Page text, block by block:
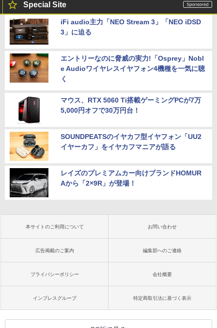
Special Site
iFi audio主力「NEO Stream 3」「NEO iDSD
3」に迫る
エントリーなのに脅威の実力!「Osprey」Nobl
e Audioワイヤレスイヤフォン4機種を一気に聴
く
マウス、RTX 5060 Ti搭載ゲーミングPCが7万
5,000円オフで30万円台！
SOUNDPEATSのイヤカフ型イヤフォン「UU2
イヤーカフ」をイヤカフマニアが語る
レイズのプレミアムカー向けブランドHOMUR
Aから「2×9R」が登場！
本サイトのご利用について お問い合わせ
広告掲載のご案内 編集部へのご連絡
プライバシーポリシー 会社概要
インプレスグループ 特定商取引法に基づく表示